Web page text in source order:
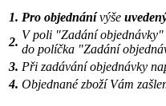
1. Pro objednánívýše
2.
V poli "Zadání objednávky"
do políčka "Zadání
3. Při zadávání objednávky
4. Objednané zboží Vám